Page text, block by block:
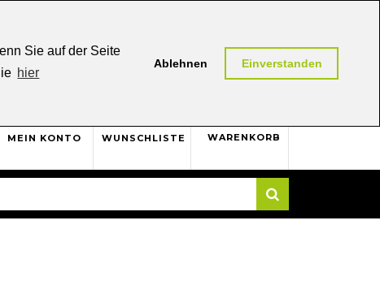
Sie auf der Seite
hier
Ablehnen Einverstanden
Rückgaberecht
MEIN KONTO WUNSCHLISTE WARENKORB
0